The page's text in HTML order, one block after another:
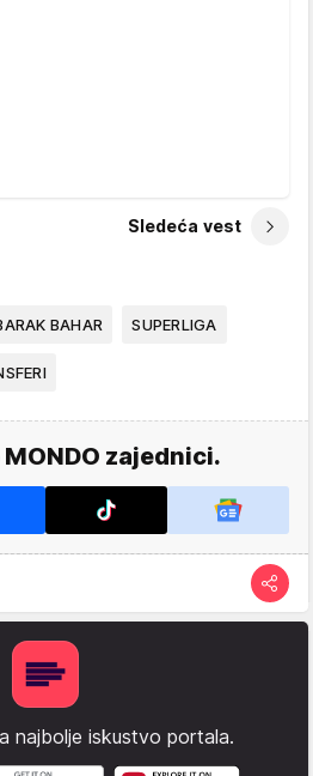
Sledeća vest
BAHAR SUPERLIGA
zajednici.
najbolje iskustvo portala.